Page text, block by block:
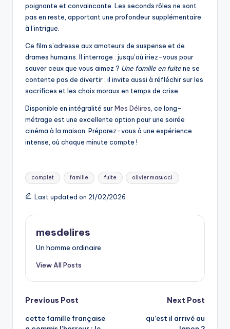
poignante et convaincante. Les seconds rôles ne sont
pas en reste, apportant une profondeur supplémentaire
à l’intrigue.
Ce film s’adresse aux amateurs de suspense et de
drames humains. Il interroge : jusqu’où iriez-vous pour
sauver ceux que vous aimez ? Une famille en fuitene se
contente pas de divertir ; il invite aussi à réfléchir sur les
sacrifices et les choix moraux en temps de crise.
Disponible en intégralité surMes Délires , ce long-
métrage est une excellente option pour une soirée
cinéma à la maison. Préparez-vous à une expérience
intense, où chaque minute compte !
Tags:
complet famille fuite olivier masucci
Last updated on 21/02/2026
mesdelires
Un homme ordinaire
View All Posts
Post
navigation
Previous Post
cette famille française
Next Post
qu’est il arrivé au